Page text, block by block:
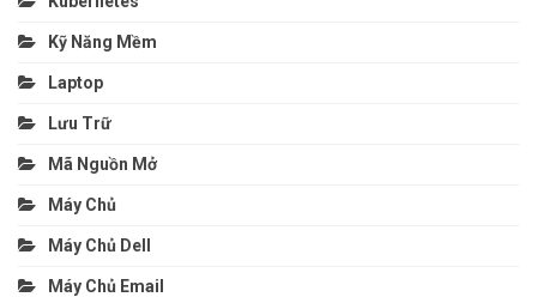
Kỹ Năng Mềm
Laptop
Lưu Trữ
Mã Nguồn Mở
Máy Chủ
Máy Chủ Dell
Máy Chủ Email